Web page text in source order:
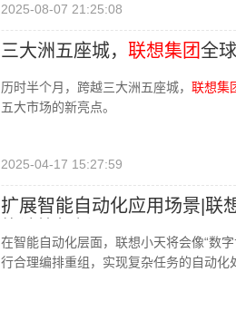
2025-08-07 21:25:08
三大洲五座城， 联想集团全
历时半个月，跨越三大洲五座城， 联想集
五大市场的新亮点。
2025-04-17 15:27:59
扩展智能自动化应用场景|联
在智能自动化层面，联想小天将会像“数
行合理编排重组，实现复杂任务的自动化